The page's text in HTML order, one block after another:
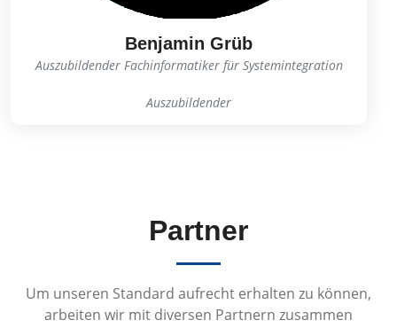
Benjamin Grüb
Auszubildender Fachinformatiker für Systemintegration
Auszubildender
Partner
Um unseren Standard aufrecht erhalten zu können,
arbeiten wir mit diversen Partnern zusammen